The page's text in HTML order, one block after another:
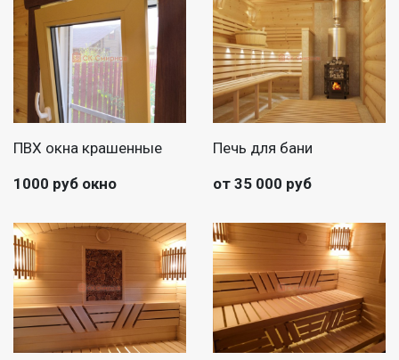
ПВХ окна крашенные
1000 руб окно
Печь для бани
от 35 000 руб